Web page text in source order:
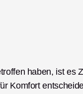
haben, ist es
Komfort